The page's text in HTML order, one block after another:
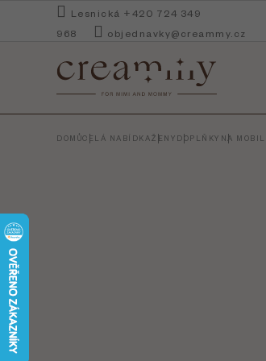
Lesnická +420 724 349
968
objednavky@creammy.cz
DOMŮCELÁ NABÍDKAŽENY DOPLŇKY NA MOBIL